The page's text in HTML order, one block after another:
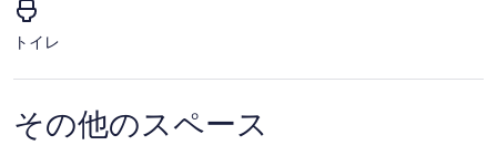
トイレ
その他のスペース